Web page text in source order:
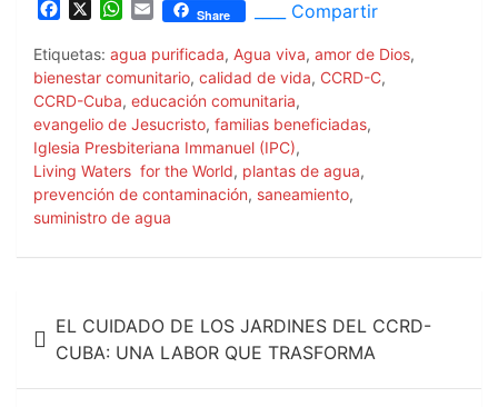
c
e
b
o
o
k
W
a
t
A
p
p
E
a
i
l
Share ____ Compartir
Etiquetas: agua purificada, Agua viva, amor de Dios,
bienestar comunitario, calidad de vida, CCRD-C,
CCRD-Cuba, educación comunitaria,
evangelio de Jesucristo, familias beneficiadas,
Iglesia Presbiteriana Immanuel (IPC),
Living Waters for the World, plantas de agua,
prevención de contaminación, saneamiento,
suministro de agua
Navegación
de
entradas
EL CUIDADO DE LOS JARDINES DEL CCRD-
CUBA: UNA LABOR QUE TRASFORMA